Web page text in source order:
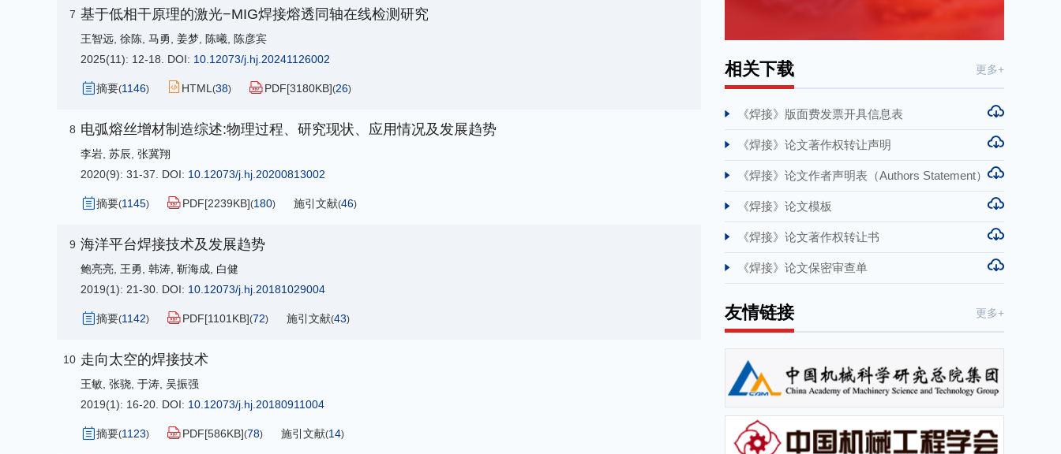
7 基于低相干原理的激光−MIG焊接熔透同轴在线检测研究
王智远 徐陈 马勇 姜梦 陈曦
陈彦宾
2025(11): 12-18.
DOI: 10.12073/j.hj.20241126002
摘要(1146) HTML (38) PDF[3180KB](26)
8 电弧熔丝增材制造综述:物理过程、研究现状、应用情况及发展趋势
李岩 苏辰 张冀翔
2020(9): 31-37.
DOI: 10.12073/j.hj.20200813002
摘要(1145) PDF[2239KB](180) 施引文献(46)
9 海洋平台焊接技术及发展趋势
鲍亮亮 王勇 韩涛 靳海成 白健
2019(1): 21-30. DOI: 10.12073/j.hj.20181029004
摘要(1142) PDF[1101KB](72) 施引文献(43)
10 走向太空的焊接技术
王敏 张骁 于涛 吴振强
2019(1): 16-20. DOI: 10.12073/j.hj.20180911004
摘要(1123) PDF[586KB](78) 施引文献(14)
相关下载 更多+
《焊接》版面费发票开具信息表
《焊接》论文著作权转让声明
《焊接》论文作者声明表（Authors Statement）
《焊接》论文模板
《焊接》论文著作权转让书
《焊接》论文保密审查单
友情链接 更多+